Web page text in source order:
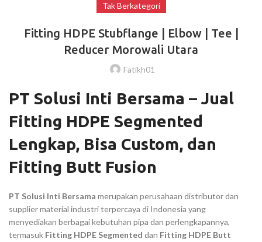
Tak Berkategori
Fitting HDPE Stubflange | Elbow | Tee |
Reducer Morowali Utara
Fatikh01
PT Solusi Inti Bersama – Jual
Fitting HDPE Segmented
Lengkap, Bisa Custom, dan
Fitting Butt Fusion
PT Solusi Inti Bersama merupakan perusahaan distributor dan
supplier material industri terpercaya di Indonesia yang
menyediakan berbagai kebutuhan pipa dan perlengkapannya,
termasuk Fitting HDPE Segmented dan Fitting HDPE Butt